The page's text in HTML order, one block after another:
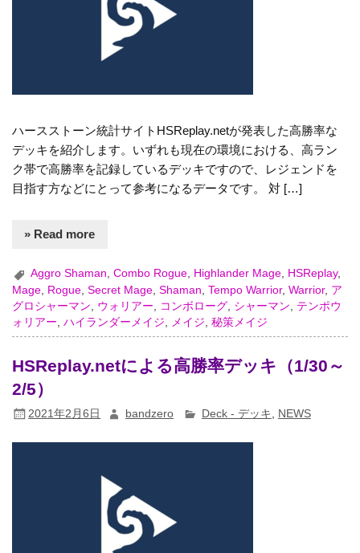
ハースストーン統計サイトHSReplay.netが発表した高勝率な
デッキを紹介します。いずれも現在の環境における、高ラン
ク帯で高勝率を記録しているデッキですので、レジェンドを
目指す方などにとって参考になるデータです。 対 […]
» Read more
Aggro Shaman,Combo Rogue, Highlander Mage, HSReplay,
Mage Rogue ,Secret Mage ,Shaman ,Tempo Warrior,Warrior, ア
グロシャーマン
ウォリアー コンボローグ シャーマン
テンポウ
ォリアー ,ハイランダーメイジ メイジ ,秘策メイジ
HSReplay.netによる高勝率デッキ（1/30～
2/5）
2021年2月6日 bandzero Deck - デッキ , NEWS